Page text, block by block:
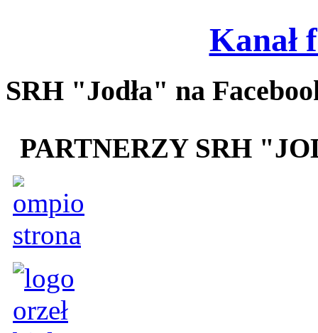
Kanał
SRH "Jodła" na
PARTNERZY SRH